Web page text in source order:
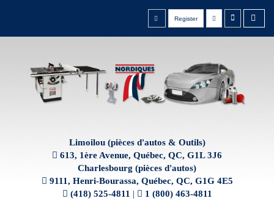
Register
Limoilou (pièces d'autos & Outils)
613, 1ère Avenue, Québec, QC, G1L 3J6
Charlesbourg (pièces d'autos)
9111, Henri-Bourassa, Québec, QC, G1G 4E5
(418) 525-4811 | 1 (800) 463-4811